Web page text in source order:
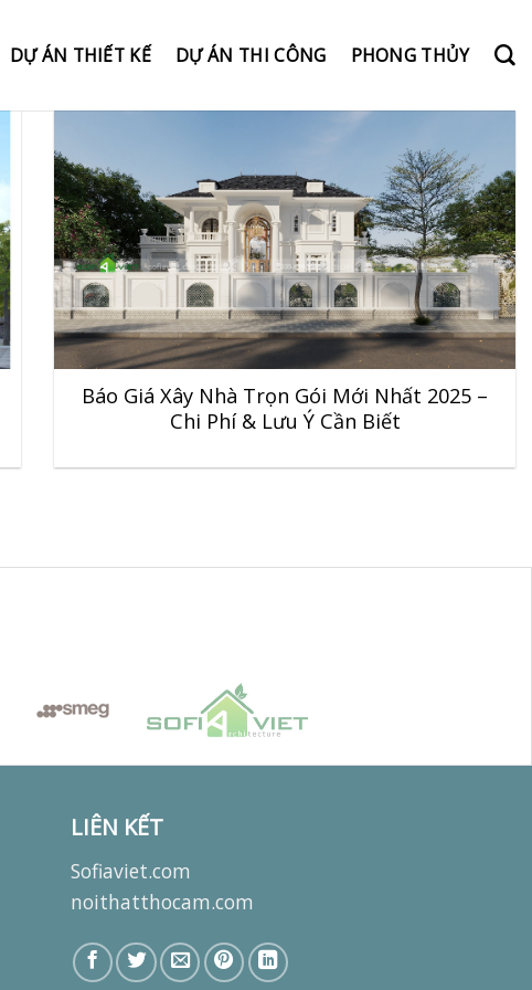
DỰ ÁN THIẾT KẾ DỰ ÁN THI CÔNG PHONG THỦY
Báo Giá Xây Nhà Trọn Gói Mới Nhất 2025 –
Chi Phí & Lưu Ý Cần Biết
LIÊN KẾT
Sofiaviet.com
noithatthocam.com